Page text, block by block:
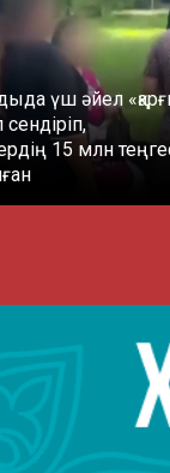
үш әйел
15 млн